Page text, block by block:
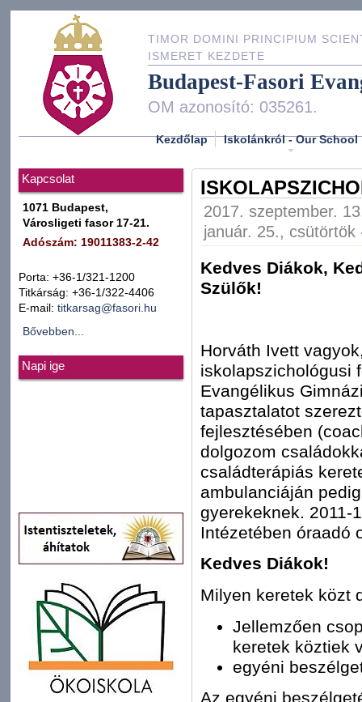
TIMOR DOMINI PRINCIPIUM
ISMERET KEZDETE
Budapest-Fasori
OM azonosító: 035261.
Kezdőlap Iskolánkról - Our School
Kapcsolat
1071 Budapest,
Városligeti fasor 17-21.
Adószám: 19011383-2-42
Porta: +36-1/321-1200
Titkárság: +36-1/322-4406
E-mail: titkarsag@fasori.hu
Bővebben...
Napi ige
2017. szeptember.
január. 25., csütörtök
Kedves Diákok,
Horváth Ivett
iskolapszichológusi
Evangélikus
tapasztalatot
fejlesztésében
dolgozom
családterápiás
ambulanciáján
gyerekeknek. 2011-
Intézetében óraadó
Kedves Diákok!
Milyen keretek közt
Jellemzően
keretek köztiek
egyéni
Az egyéni